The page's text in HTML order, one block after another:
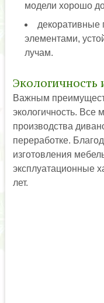
модели хорошо
декоративные
элементами,
лучам.
Экологичность
Важным
экологичность. Все
производства
переработке.
изготовления
эксплуатационные
лет.